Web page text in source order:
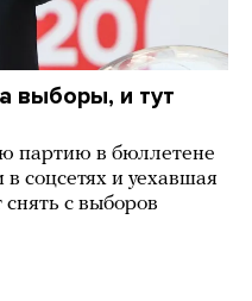
выборы, и тут
партию в бюллетене
соцсетях и уехавшая
с выборов